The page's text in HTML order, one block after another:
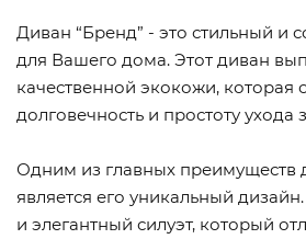
Диван “Бренд” - это стильный и
для Вашего дома. Этот диван
качественной экокожи, которая
долговечность и простоту ухода
Одним из главных преимуществ
является его уникальный
и элегантный силуэт, который